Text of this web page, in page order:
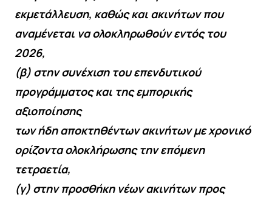
εκμετάλλευση, καθώς και ακινήτων που
αναμένεται να ολοκληρωθούν εντός του
2026,
(β) στην συνέχιση του επενδυτικού
προγράμματος και της εμπορικής
αξιοποίησης
των ήδη αποκτηθέντων ακινήτων με χρονικό
ορίζοντα ολοκλήρωσης την επόμενη
τετραετία,
(γ) στην προσθήκη νέων ακινήτων προς